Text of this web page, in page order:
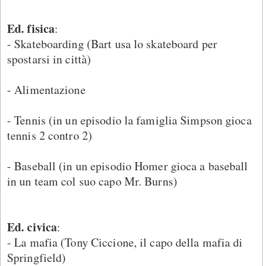
Ed. fisica:
- Skateboarding (Bart usa lo skateboard per
spostarsi in città)
- Alimentazione
- Tennis (in un episodio la famiglia Simpson gioca
tennis 2 contro 2)
- Baseball (in un episodio Homer gioca a baseball
in un team col suo capo Mr. Burns)
Ed. civica:
- La mafia (Tony Ciccione, il capo della mafia di
Springfield)